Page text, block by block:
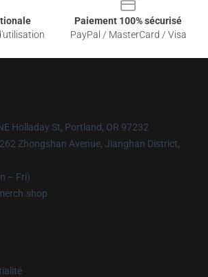
Paiement 100% sécurisé
PayPal / MasterCard / Visa
Holladay St, Portland, OR 97232
Zhongshan Avenue, Jianghan District,
– Fri)